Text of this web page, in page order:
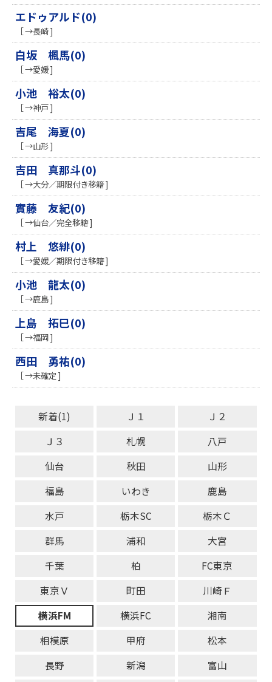
エドゥアルド(0)
［ →長崎 ]
白坂 楓馬(0)
［ →愛媛 ]
小池 裕太(0)
［ →神戸 ]
吉尾 海夏(0)
［ →山形 ]
吉田 真那斗(0)
［ →大分／期限付き移籍 ]
實藤 友紀(0)
［ →仙台／完全移籍 ]
村上 悠緋(0)
［ →愛媛／期限付き移籍 ]
小池 龍太(0)
［ →鹿島 ]
上島 拓巳(0)
［ →福岡 ]
西田 勇祐(0)
［ →未確定 ]
新着(1) Ｊ１
Ｊ２
Ｊ３
札幌
八戸
仙台
秋田
山形
福島
いわき
鹿島
水戸
栃木SC
栃木Ｃ
群馬
浦和
大宮
千葉
柏
FC東京
東京Ｖ
町田
川崎Ｆ
横浜FM
横浜FC
湘南
相模原
甲府
松本
長野
新潟
富山